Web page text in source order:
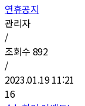
연휴공지
관리자
/
조회수 892
/
2023.01.19 11:21
16